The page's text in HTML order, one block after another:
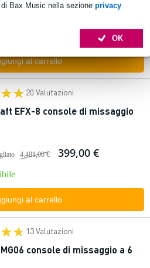
Bax Music nella sezione privacy
OK
€
al carrello
20 Valutazioni
EFX-8 console di missaggio
4.481,00 € 399,00 €
al carrello
13 Valutazioni
console di missaggio a 6